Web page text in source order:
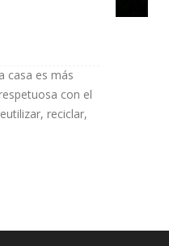
casa es más
con el
reciclar,